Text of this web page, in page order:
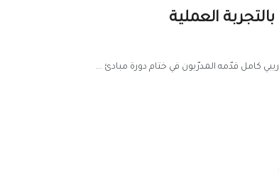
العملية